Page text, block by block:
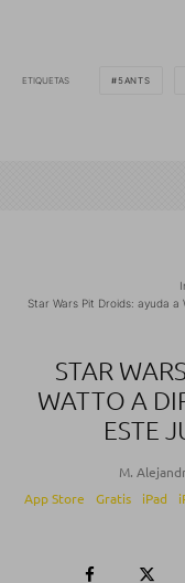
ETIQUETAS 5ANTS
Star Wars Pit Droids: ayuda
STAR
WATTO A
ESTE
M.
App Store
Gratis iPad